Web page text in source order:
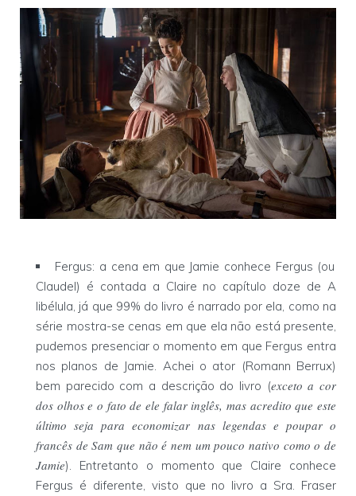
Fergus: a cena em que Jamie conhece Fergus (ou
Claudel) é contada a Claire no capítulo doze de A
libélula, já que 99% do livro é narrado por ela, como na
série mostra-se cenas em que ela não está presente,
pudemos presenciar o momento em que Fergus entra
nos planos de Jamie. Achei o ator (Romann Berrux)
bem parecido com a descrição do livro (exceto a cor
dos olhos e o fato de ele falar inglês, mas acredito que este
último seja para economizar nas legendas e poupar o
francês de Sam que não é nem um pouco nativo como o de
Jamie). Entretanto o momento que Claire conhece
Fergus é diferente, visto que no livro a Sra. Fraser